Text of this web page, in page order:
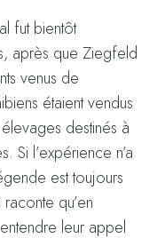
fut bientôt
après que Ziegfeld
venus de
étaient vendus
destinés à
Si l’expérience n’a
est toujours
qu’en
leur appel